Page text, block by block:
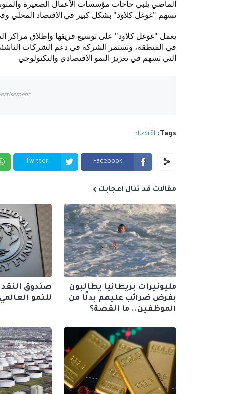
الماضي يلبي حاجات مؤسسات الأعمال الصغيرة
تسهم "غوغل كلاود" بشكل كبير في الاقتصاد المحلي وفي
يعمل "غوغل كلاود" على توسيع فريقها وإطلاق مراكز
في المنطقة، وتستمر الشركة في دعم الشركات
التي تسهم في تعزيز النمو الاقتصادي والتكنولوجي
Tags: اقتصاد
Facebook
Twitter
مقالات قد تنال اعجابك
مليونيرات بريطانيا يطالبون
بفرض ضرائب عليهم بدلًا من
الموظفين.. ما القصة؟
صندوق
للنمو العالمي